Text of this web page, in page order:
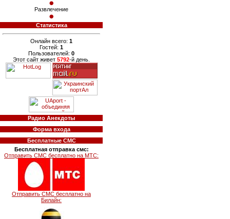
Развлечение
Статистика
Онлайн всего: 1
Гостей: 1
Пользователей: 0
Этот сайт живет 5792-й день.
Радио Анекдоты
Форма входа
Бесплатные СМС
Бесплатная отправка смс:
Отправить СМС бесплатно на МТС:
Отправить СМС бесплатно на
Билайн: